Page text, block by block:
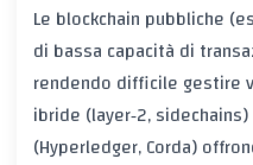
Le blockchain pubbliche
di bassa capacità di
rendendo difficile gestire
ibride (layer‑2,
(Hyperledger, Corda)